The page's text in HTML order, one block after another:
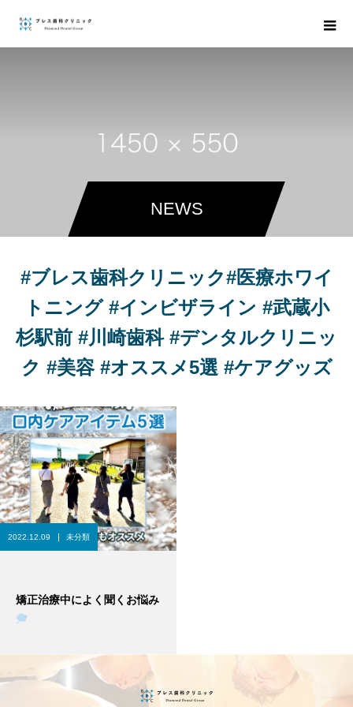
NEWS
#ブレス歯科クリニック#医療ホワイ
トニング #インビザライン #武蔵小
杉駅前 #川崎歯科 #デンタルクリニッ
ク #美容 #オススメ5選 #ケアグッズ
2022.12.09 未分類
矯正治療中によく聞くお悩み